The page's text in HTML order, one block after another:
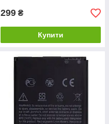
299 ₴
Купити